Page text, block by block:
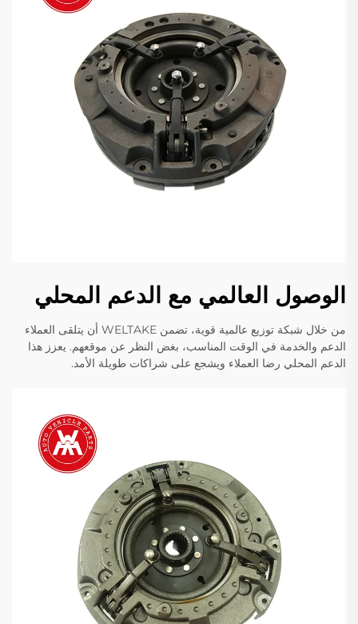
الوصول العالمي مع الدعم المحلي
من خلال شبكة توزيع عالمية قوية، تضمن WELTAKE أن يتلقى العملاء
الدعم والخدمة في الوقت المناسب، بغض النظر عن موقعهم. يعزز هذا
الدعم المحلي رضا العملاء ويشجع على شراكات طويلة الأمد.